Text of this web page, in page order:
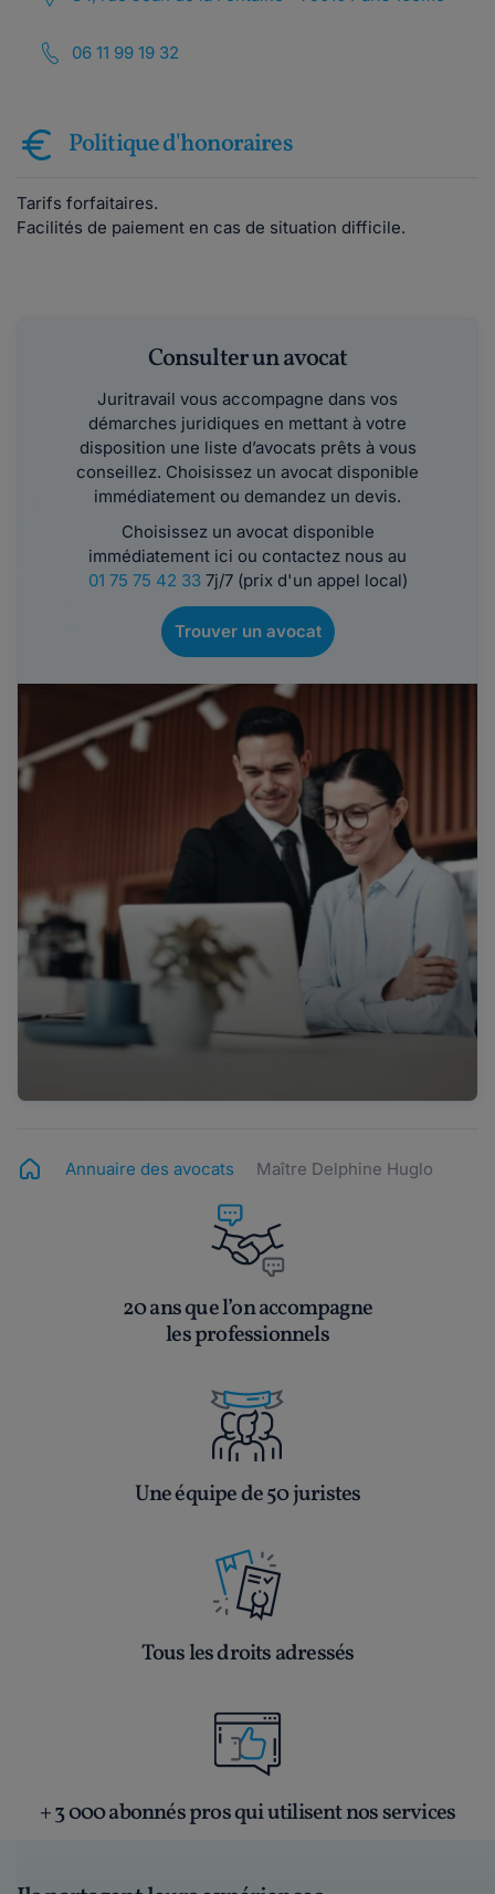
06 11 99 19 32
Politique d'honoraires
Tarifs forfaitaires.
Facilités de paiement en cas de situation difficile.
Consulter un avocat
Juritravail vous accompagne dans vos
démarches juridiques en mettant à votre
disposition une liste d’avocats prêts à vous
conseillez. Choisissez un avocat disponible
immédiatement ou demandez un devis.
Choisissez un avocat disponible
immédiatement ici ou contactez nous au
01 75 75 42 337j/7 (prix d'un appel local)
Trouver un avocat
Annuaire des avocats Maître Delphine Huglo
20 ans que l’on accompagne
les professionnels
Une équipe de 50 juristes
Tous les droits adressés
+ 3 000 abonnés pros qui utilisent nos services